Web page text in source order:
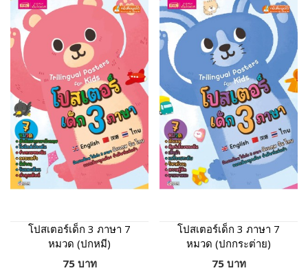
โปสเตอร์เด็ก 3 ภาษา 7
หมวด (ปกหมี)
75 บาท
โปสเตอร์เด็ก 3 ภาษา 7
หมวด (ปกกระต่าย)
75 บาท